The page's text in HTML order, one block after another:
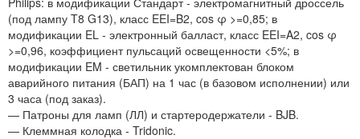
(под лампу T8 G13), класс EEI=B2, cos φ >=0,85; в
модификации EL - электронный балласт, класс EEI=A2, cos φ
>=0,96, коэффициент пульсаций освещенности <5%; в
модификации EM - светильник укомплектован блоком
аварийного питания (БАП) на 1 час (в базовом исполнении) или
3 часа (под заказ).
— Патроны для ламп (ЛЛ) и стартеродержатели - BJB.
— Клеммная колодка - Tridonic.